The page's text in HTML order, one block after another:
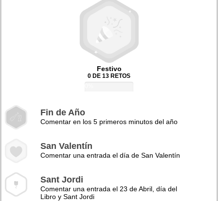
Festivo
0 DE 13 RETOS
Fin de Año
Comentar en los 5 primeros minutos del año
San Valentín
Comentar una entrada el día de San Valentín
Sant Jordi
Comentar una entrada el 23 de Abril, día del
Libro y Sant Jordi